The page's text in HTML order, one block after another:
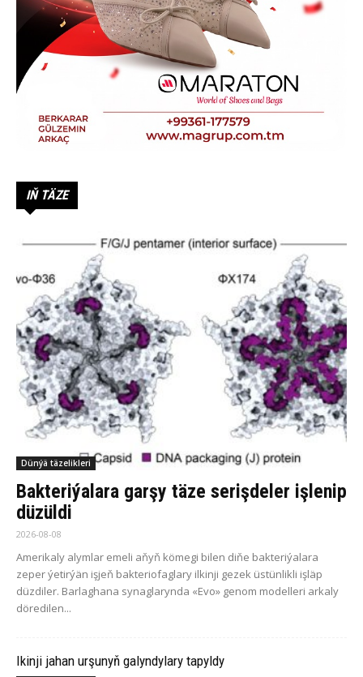
IŇ TÄZE
Dünýä täzelikleri
Bakteriýalara garşy täze serişdeler işlenip
düzüldi
2026-08-08
Amerikaly alymlar emeli aňyň kömegi bilen diňe bakteriýalara
zeper ýetirýän işjeň bakteriofaglary ilkinji gezek üstünlikli işläp
düzdiler. Barlaghana synaglarynda «Evo» genom modelleri arkaly
döredilen...
Ikinji jahan urşunyň galyndylary tapyldy